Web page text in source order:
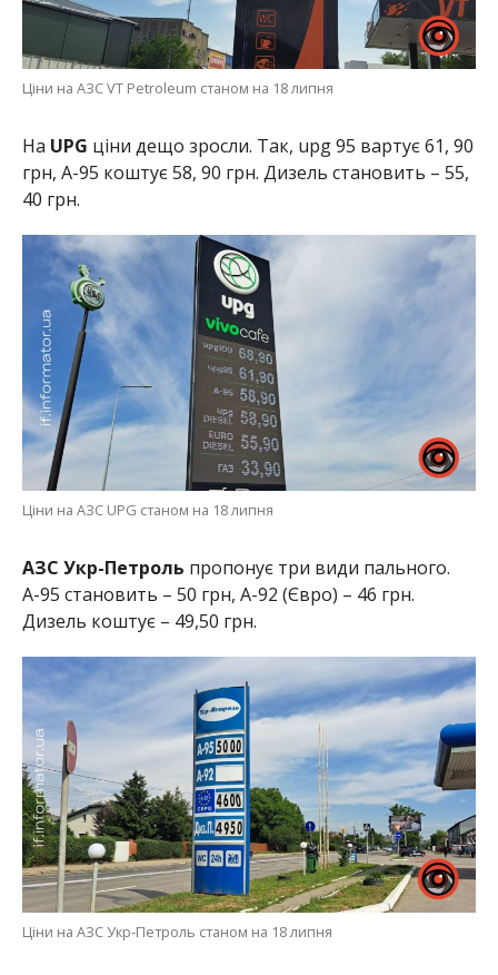
Ціни на АЗС VT Petroleum станом на 18 липня
На UPG ціни дещо зросли. Так, upg 95 вартує 61, 90
грн, А-95 коштує 58, 90 грн. Дизель становить – 55,
40 грн.
Ціни на АЗС UPG станом на 18 липня
АЗС Укр-Петроль пропонує три види пального.
А-95 становить – 50 грн, А-92 (Євро) – 46 грн.
Дизель коштує – 49,50 грн.
Ціни на АЗС Укр-Петроль станом на 18 липня